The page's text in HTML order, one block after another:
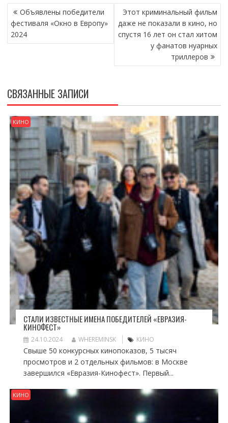
НАВИГАЦИЯ
ПО
ЗАПИСЯМ
Объявлены победители
фестиваля «Окно в Европу»
2024
Этот криминальный фильм
даже не показали в кино, но
спустя 16 лет он стал хитом
у фанатов нуарных
триллеров
СВЯЗАННЫЕ ЗАПИСИ
КИНО
СТАЛИ ИЗВЕСТНЫЕ ИМЕНА ПОБЕДИТЕЛЕЙ «ЕВРАЗИЯ-
КИНОФЕСТ»
24.10.2024 WHEREMINSK КИНО
Свыше 50 конкурсных кинопоказов, 5 тысяч
просмотров и 2 отдельных фильмов: в Москве
завершился «Евразия-Кинофест». Первый...
КИНО